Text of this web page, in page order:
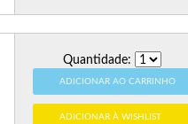
Quantidade:
ADICIONAR AO CARRINHO
ADICIONAR À WISHLIST